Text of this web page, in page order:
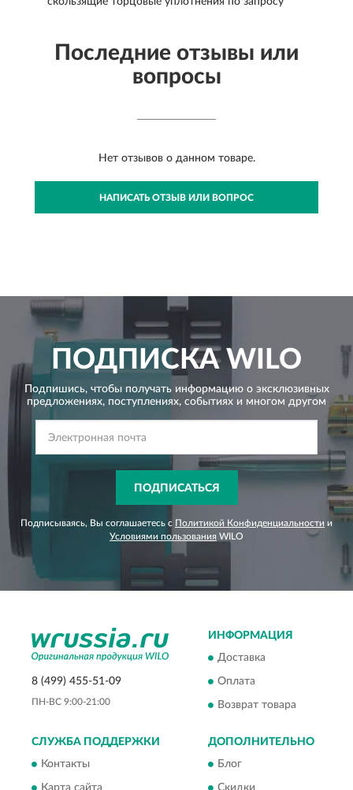
Последние отзывы или
вопросы
Нет отзывов о данном товаре.
НАПИСАТЬ ОТЗЫВ ИЛИ ВОПРОС
ПОДПИСКАWILO
Подпишись, чтобы получать информацию о эксклюзивных
предложениях, поступлениях, событиях и многом другом
ПОДПИСАТЬСЯ
Подписываясь, Вы соглашаетесь с Политикой Конфиденциальности и
Условиями пользования WILO
8 (499) 455-51-09
ПН-ВС 9:00-21:00
ИНФОРМАЦИЯ
Доставка
Оплата
Возврат товара
СЛУЖБА ПОДДЕРЖКИ
Контакты
ДОПОЛНИТЕЛЬНО
Блог